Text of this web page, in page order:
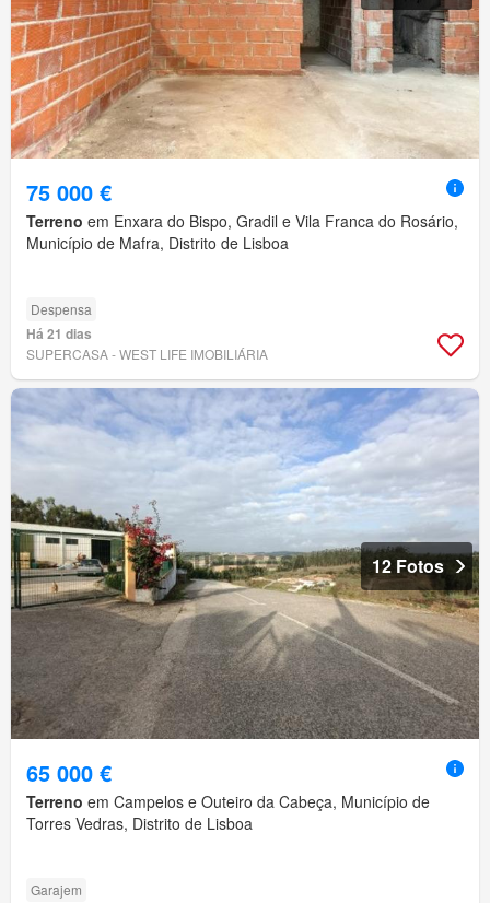
75 000 €
Terreno em Enxara do Bispo, Gradil e Vila Franca do Rosário,
Município de Mafra, Distrito de Lisboa
Despensa
Há 21 dias
SUPERCASA - WEST LIFE IMOBILIÁRIA
12 Fotos
65 000 €
Terreno em Campelos e Outeiro da Cabeça, Município de
Torres Vedras, Distrito de Lisboa
Garajem